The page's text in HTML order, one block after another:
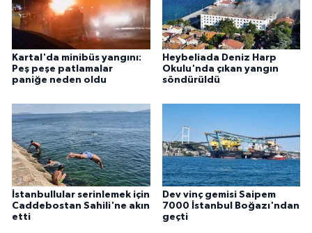
Kartal'da minibüs yangını:
Peş peşe patlamalar
paniğe neden oldu
Heybeliada Deniz Harp
Okulu'nda çıkan yangın
söndürüldü
İstanbullular serinlemek için
Caddebostan Sahili'ne akın
etti
Dev vinç gemisi Saipem
7000 İstanbul Boğazı'ndan
geçti